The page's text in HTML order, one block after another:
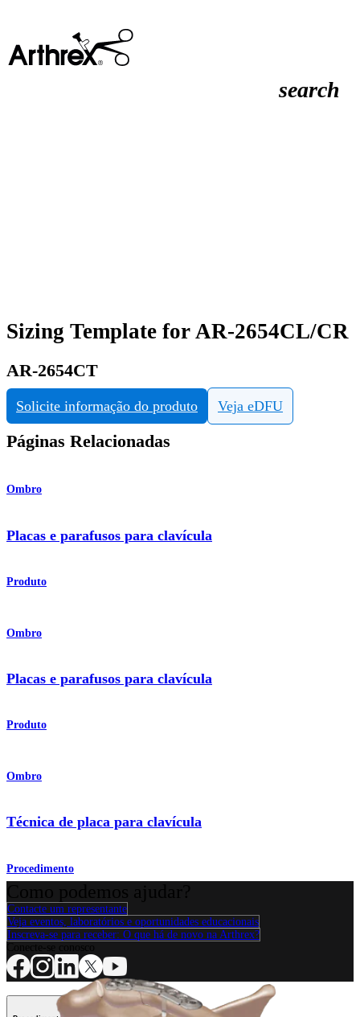
search
Sizing Template for AR-2654CL/CR
AR-2654CT
Solicite informação do produto Veja eDFU
Páginas Relacionadas
Ombro
Placas e parafusos para clavícula
Produto
Ombro
Placas e parafusos para clavícula
Produto
Ombro
Técnica de placa para clavícula
Procedimento
Contacte um representante
Veja eventos, laboratórios e oportunidades educacionais
Inscreva-se para receber: O que há de novo na Arthrex?